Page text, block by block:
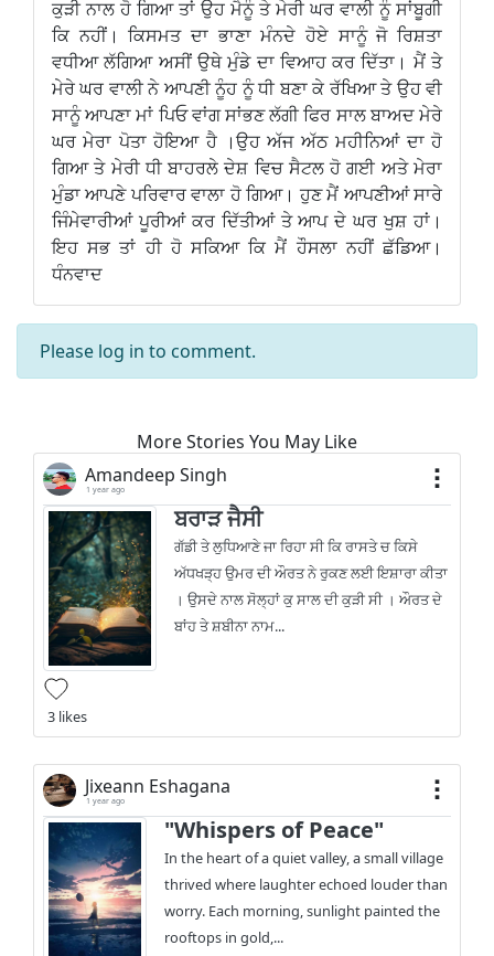
ਕੁੜੀ ਨਾਲ ਹੋ ਗਿਆ ਤਾਂ ਉਹ ਮੈਨੂੰ ਤੇ ਮੇਰੀ ਘਰ ਵਾਲੀ ਨੂੰ ਸਾਂਬੂਗੀ
ਕਿ ਨਹੀਂ। ਕਿਸਮਤ ਦਾ ਭਾਣਾ ਮੰਨਦੇ ਹੋਏ ਸਾਨੂੰ ਜੋ ਰਿਸ਼ਤਾ
ਵਧੀਆ ਲੱਗਿਆ ਅਸੀਂ ਉਥੇ ਮੁੰਡੇ ਦਾ ਵਿਆਹ ਕਰ ਦਿੱਤਾ। ਮੈਂ ਤੇ
ਮੇਰੇ ਘਰ ਵਾਲੀ ਨੇ ਆਪਣੀ ਨੂੰਹ ਨੂੰ ਧੀ ਬਣਾ ਕੇ ਰੱਖਿਆ ਤੇ ਉਹ ਵੀ
ਸਾਨੂੰ ਆਪਣਾ ਮਾਂ ਪਿਓ ਵਾਂਗ ਸਾਂਭਣ ਲੱਗੀ ਫਿਰ ਸਾਲ ਬਾਅਦ ਮੇਰੇ
ਘਰ ਮੇਰਾ ਪੋਤਾ ਹੋਇਆ ਹੈ ।ਉਹ ਅੱਜ ਅੱਠ ਮਹੀਨਿਆਂ ਦਾ ਹੋ
ਗਿਆ ਤੇ ਮੇਰੀ ਧੀ ਬਾਹਰਲੇ ਦੇਸ਼ ਵਿਚ ਸੈਟਲ ਹੋ ਗਈ ਅਤੇ ਮੇਰਾ
ਮੁੰਡਾ ਆਪਣੇ ਪਰਿਵਾਰ ਵਾਲਾ ਹੋ ਗਿਆ। ਹੁਣ ਮੈਂ ਆਪਣੀਆਂ ਸਾਰੇ
ਜਿੰਮੇਵਾਰੀਆਂ ਪੂਰੀਆਂ ਕਰ ਦਿੱਤੀਆਂ ਤੇ ਆਪ ਦੇ ਘਰ ਖੁਸ਼ ਹਾਂ।
ਇਹ ਸਭ ਤਾਂ ਹੀ ਹੋ ਸਕਿਆ ਕਿ ਮੈਂ ਹੌਸਲਾ ਨਹੀਂ ਛੱਡਿਆ।
ਧੰਨਵਾਦ
Please log in to comment.
More Stories You May Like
Amandeep Singh
1 year ago
ਬਰਾੜ ਜੈਸੀ
ਗੱਡੀ ਤੇ ਲੁਧਿਆਣੇ ਜਾ ਰਿਹਾ ਸੀ ਕਿ ਰਾਸਤੇ ਚ ਕਿਸੇ
ਅੱਧਖੜ੍ਹ ਉਮਰ ਦੀ ਔਰਤ ਨੇ ਰੁਕਣ ਲਈ ਇਸ਼ਾਰਾ ਕੀਤਾ
। ਉਸਦੇ ਨਾਲ ਸੋਲ੍ਹਾਂ ਕੁ ਸਾਲ ਦੀ ਕੁੜੀ ਸੀ । ਔਰਤ ਦੇ
ਬਾਂਹ ਤੇ ਸ਼ਬੀਨਾ ਨਾਮ...
3 likes
Jixeann Eshagana
1 year ago
"Whispers of Peace"
In the heart of a quiet valley, a small village
thrived where laughter echoed louder than
worry. Each morning, sunlight painted the
rooftops in gold,...